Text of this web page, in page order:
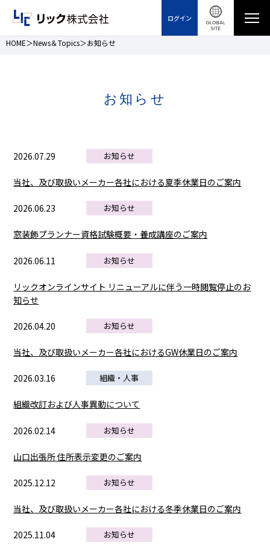
ログイン
HOME News＆Topics お知らせ
お知らせ
2026.07.29 お知らせ
当社、及び取扱いメーカー各社における夏季休業日のご案内
2026.06.23 お知らせ
窓装飾プランナー資格試験概要・養成講座のご案内
2026.06.11 お知らせ
リックオンラインサイト リニューアルに伴う一時閲覧停止のお
知らせ
2026.04.20 お知らせ
当社、及び取扱いメーカー各社におけるGW休業日のご案内
2026.03.16 組織・人事
組織改訂および人事異動について
2026.02.14 お知らせ
山口出張所 住所表示変更のご案内
2025.12.12 お知らせ
当社、及び取扱いメーカー各社における冬季休業日のご案内
2025.11.04 お知らせ